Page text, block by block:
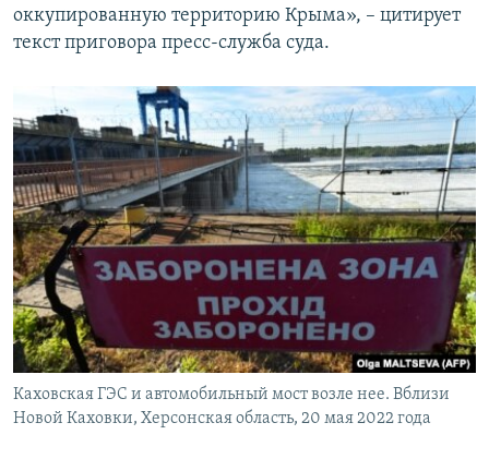
оккупированную территорию Крыма», – цитирует
текст приговора пресс-служба суда.
Каховская ГЭС и автомобильный мост возле нее. Вблизи
Новой Каховки, Херсонская область, 20 мая 2022 года